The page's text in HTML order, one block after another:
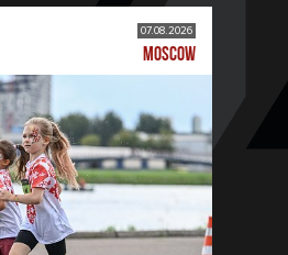
07.08.2026
MOSCOW